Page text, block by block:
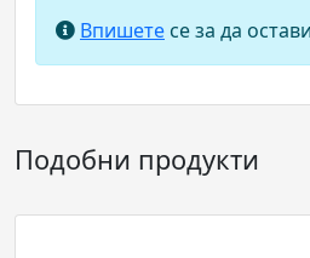
Впишете се за да
Подобни продукти